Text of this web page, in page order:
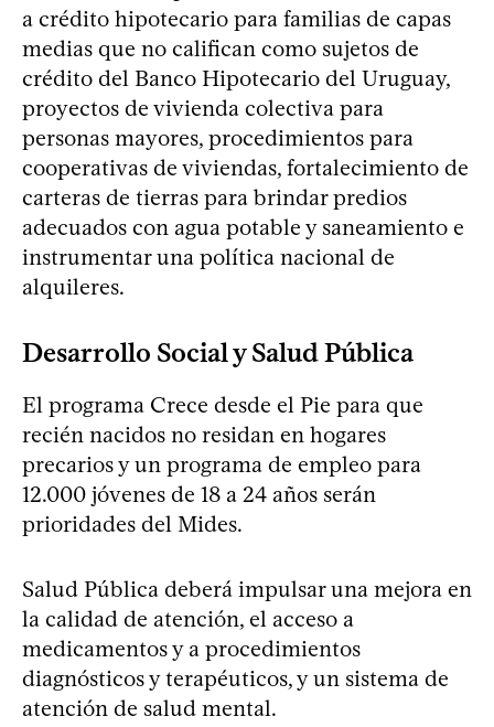
a crédito hipotecario para familias de capas
medias que no califican como sujetos de
crédito del Banco Hipotecario del Uruguay,
proyectos de vivienda colectiva para
personas mayores, procedimientos para
cooperativas de viviendas, fortalecimiento de
carteras de tierras para brindar predios
adecuados con agua potable y saneamiento e
instrumentar una política nacional de
alquileres.
Desarrollo Social y Salud Pública
El programa Crece desde el Pie para que
recién nacidos no residan en hogares
precarios y un programa de empleo para
12.000 jóvenes de 18 a 24 años serán
prioridades del Mides.
Salud Pública deberá impulsar una mejora en
la calidad de atención, el acceso a
medicamentos y a procedimientos
diagnósticos y terapéuticos, y un sistema de
atención de salud mental.